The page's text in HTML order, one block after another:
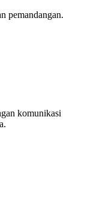
pemandangan.
komunikasi